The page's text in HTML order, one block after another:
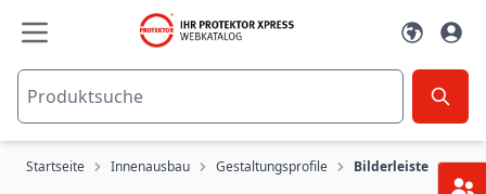
Zum Inhalt springen
Startseite Innenausbau Gestaltungsprofile Bilderleiste